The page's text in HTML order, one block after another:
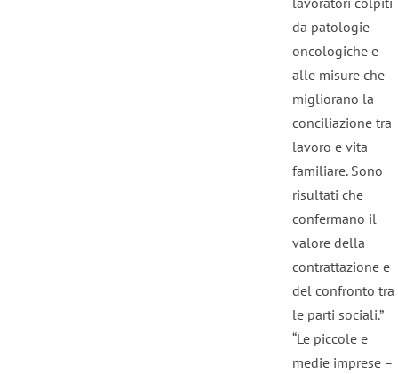
da patologie
oncologiche e
alle misure che
migliorano la
conciliazione tra
lavoro e vita
familiare. Sono
risultati che
confermano il
valore della
contrattazione e
del confronto tra
le parti sociali.”
“Le piccole e
medie imprese –